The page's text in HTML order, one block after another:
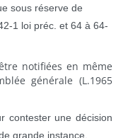
sous réserve de
1 loi préc. et 64 à 64-
notifiées en même
générale (L.1965
contester une décision
grande instance.